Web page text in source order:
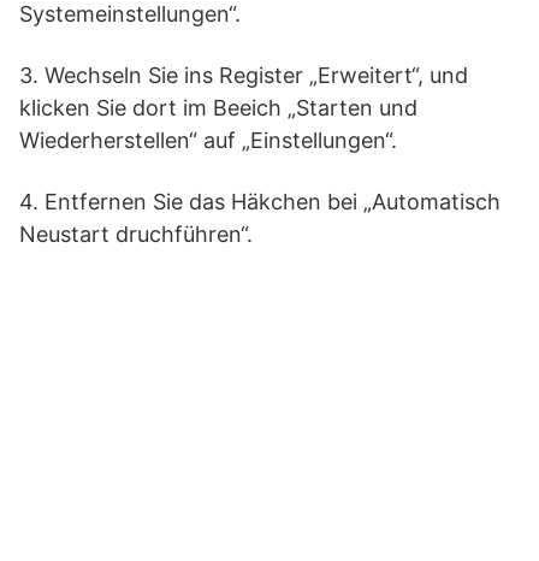
Systemeinstellungen“.
3. Wechseln Sie ins Register „Erweitert“, und
klicken Sie dort im Beeich „Starten und
Wiederherstellen“ auf „Einstellungen“.
4. Entfernen Sie das Häkchen bei „Automatisch
Neustart druchführen“.